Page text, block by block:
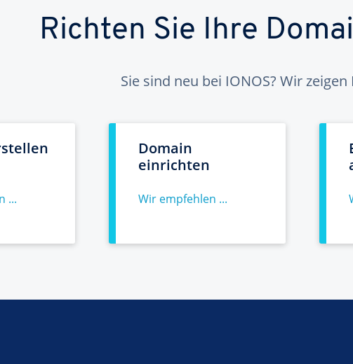
Richten Sie Ihre
Sie sind neu bei IONOS? Wir
...
Domain
einrichten
Wir empfehlen ...